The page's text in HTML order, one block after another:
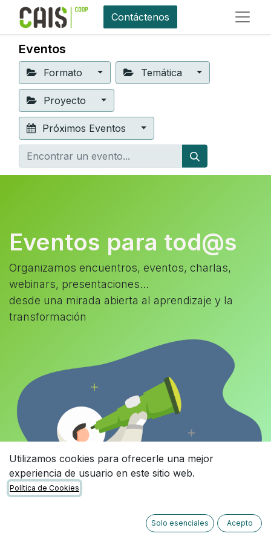
Contáctenos
Eventos
Formato Temática
Proyecto
Próximos Eventos
Eventos para tod@s
Organizamos encuentros, eventos, charlas,
webinars, presentaciones...
desde una mirada abierta al aprendizaje y la
transformación
Utilizamos cookies para ofrecerle una mejor
experiencia de usuario en este sitio web.
Política de Cookies
Solo esenciales Acepto